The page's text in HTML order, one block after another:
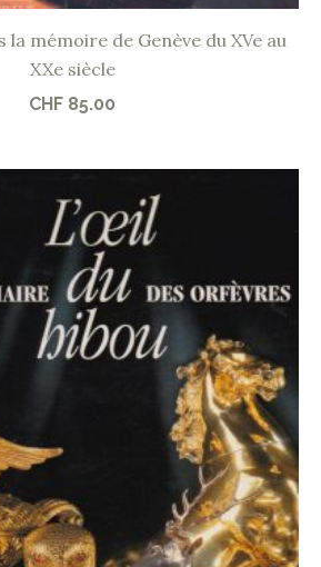
la mémoire de Genève du XVe au
XXe siècle
CHF 85.00